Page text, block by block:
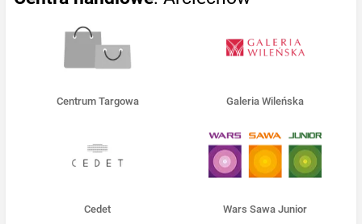
Centrum Targowa Galeria Wileńska
Cedet Wars Sawa Junior